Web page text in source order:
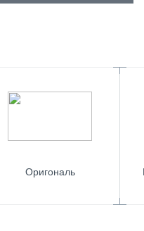
Оригональ